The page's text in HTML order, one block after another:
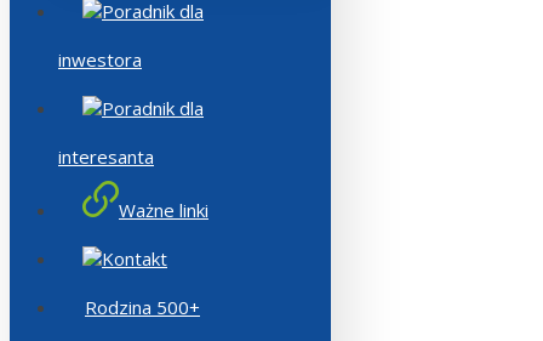
Poradnik dla
inwestora
Poradnik dla
interesanta
Ważne linki
Kontakt
Rodzina 500+